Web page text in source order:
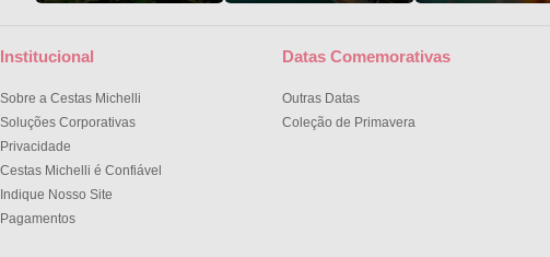
Institucional
Sobre a Cestas Michelli
Soluções Corporativas
Privacidade
Cestas Michelli é Confiável
Indique Nosso Site
Pagamentos
Datas Comemorativas
Outras Datas
Coleção de Primavera